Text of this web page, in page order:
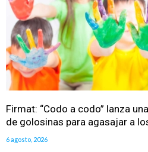
Firmat: “Codo a codo” lanza
de golosinas para agasajar a
6 agosto, 2026